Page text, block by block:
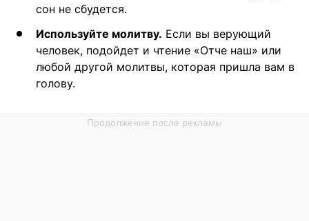
сон не сбудется.
Используйте молитву. Если вы верующий
человек, подойдет и чтение «Отче наш» или
любой другой молитвы, которая пришла вам в
голову.